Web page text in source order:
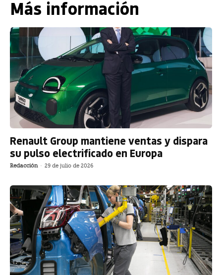
Más información
Renault Group mantiene ventas y dispara
su pulso electrificado en Europa
Redacción - 29 de julio de 2026